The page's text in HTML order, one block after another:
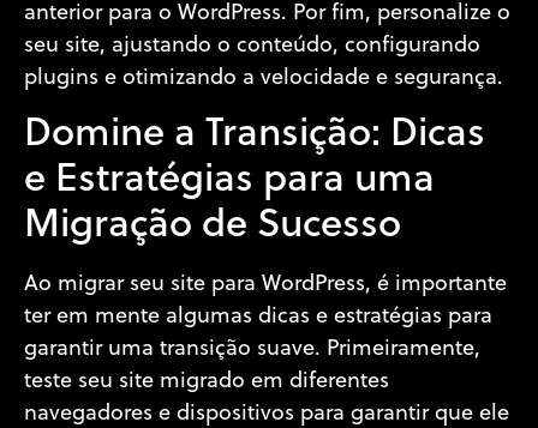
anterior para o WordPress. Por fim, personalize o
seu site, ajustando o conteúdo, configurando
plugins e otimizando a velocidade e segurança.
Domine a Transição: Dicas
e Estratégias para uma
Migração de Sucesso
Ao migrar seu site para WordPress, é importante
ter em mente algumas dicas e estratégias para
garantir uma transição suave. Primeiramente,
teste seu site migrado em diferentes
navegadores e dispositivos para garantir que ele